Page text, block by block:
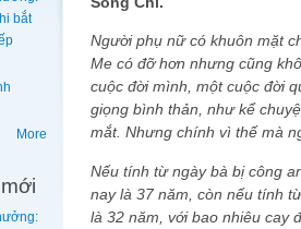
bắt
More
Người phụ nữ có khuôn mặt
Me có đỡ hơn nhưng cũng
cuộc đời mình, một cuộc đời
giọng bình thản, như kể
mắt. Nhưng chính vì thế mà
Nếu tính từ ngày bà bị công
nay là 37 năm, còn nếu tính
là 32 năm, với bao nhiêu cay